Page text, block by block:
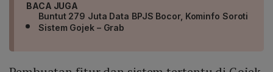
BACA JUGA
Buntut 279 Juta Data BPJS Bocor, Kominfo Soroti
Sistem Gojek – Grab